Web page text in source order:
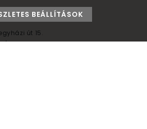
út 15.
BEÁLLÍTÁSOK